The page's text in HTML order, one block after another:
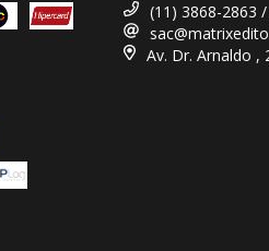
(11) 3868-2863
Av. Dr. Arnaldo ,